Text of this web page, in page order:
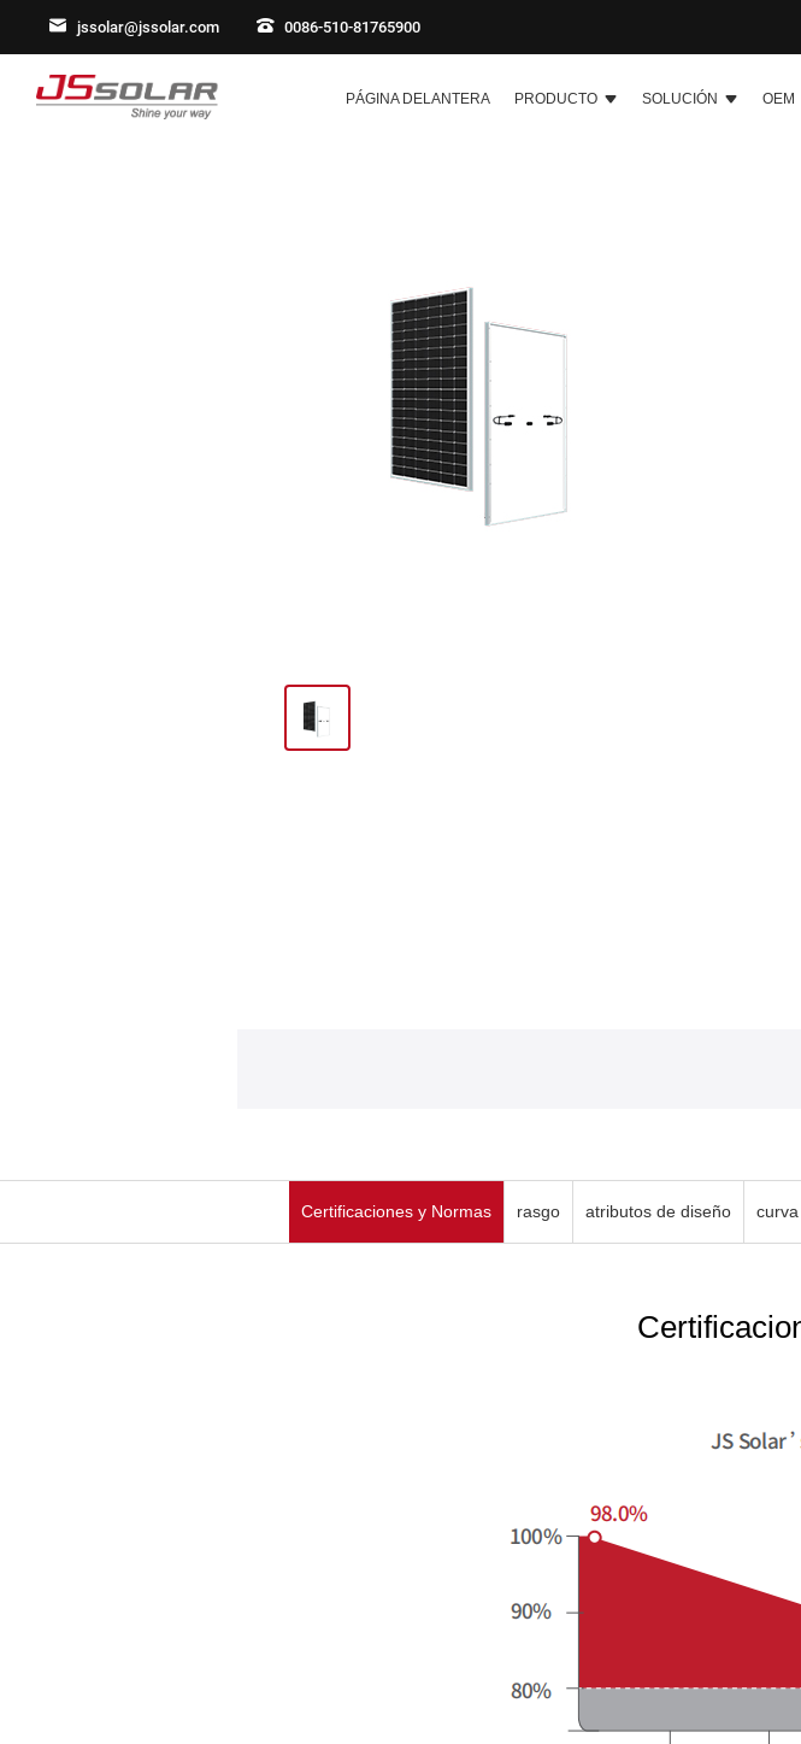
jssolar@jssolar.com 0086-510-81765900
PÁGINA DELANTERA PRODUCTO SOLUCIÓN OEM
Certificaciones y Normas rasgo atributos de diseño curva